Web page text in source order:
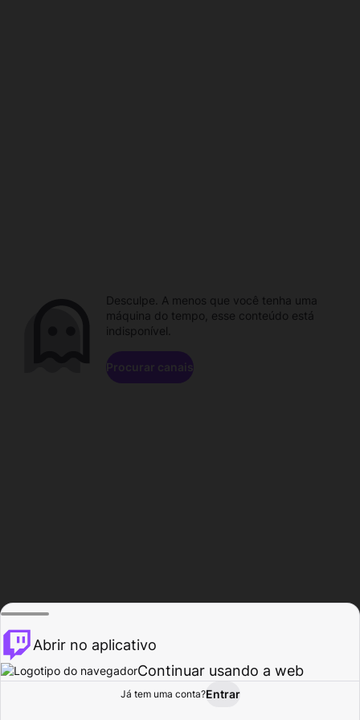
Procurar Atividade
Desculpe. A menos que você tenha uma
máquina do tempo, esse conteúdo está
indisponível.
Procurar canais
Abrir no aplicativo
Continuar usando a web
Já tem uma conta?Entrar